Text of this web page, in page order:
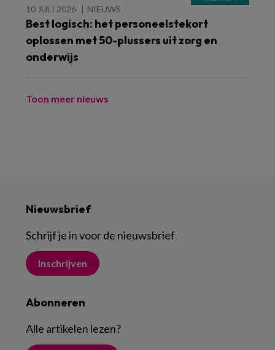
10 JULI 2026 NIEUWS
Best logisch: het personeelstekort
oplossen met 50-plussers uit zorg en
onderwijs
Toon meer nieuws
Nieuwsbrief
Schrijf je in voor de nieuwsbrief
Inschrijven
Abonneren
Alle artikelen lezen?